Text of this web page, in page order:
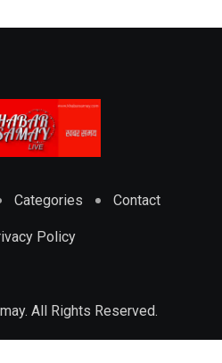
Categories Contact
Policy
All Rights Reserved.